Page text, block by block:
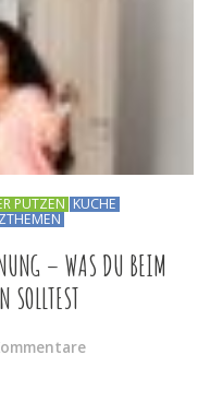
PUTZEN KÜCHE
– WAS DU BEIM
SOLLTEST